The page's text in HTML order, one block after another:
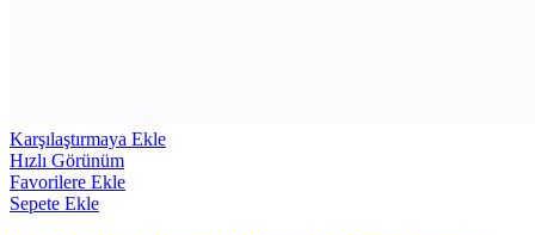
Karşılaştırmaya Ekle
Hızlı Görünüm
Favorilere Ekle
Sepete Ekle